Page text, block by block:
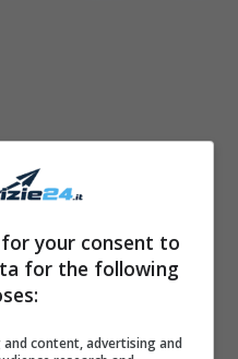
una delle
your consent to
for the following
content, advertising and